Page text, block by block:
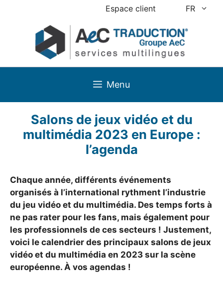
Espace client FR
Menu
Salons de jeux vidéo et du
multimédia 2023 en Europe :
l’agenda
Chaque année, différents événements
organisés à l’international rythment l’industrie
du jeu vidéo et du multimédia. Des temps forts à
ne pas rater pour les fans, mais également pour
les professionnels de ces secteurs ! Justement,
voici le calendrier des principaux salons de jeux
vidéo et du multimédia en 2023 sur la scène
européenne. À vos agendas !